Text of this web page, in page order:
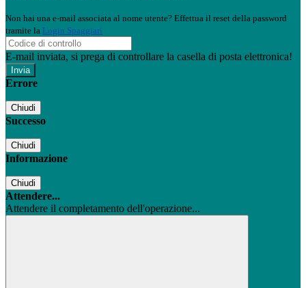
Non hai una e-mail associata al nome utente? Effettua il reset della password
tramite la Login Spaggiari
E-mail inviata, si prega di controllare la casella di posta elettronica!
Errore
Chiudi
Successo
Chiudi
Informazione
Chiudi
Attendere...
Attendere il completamento dell'operazione...